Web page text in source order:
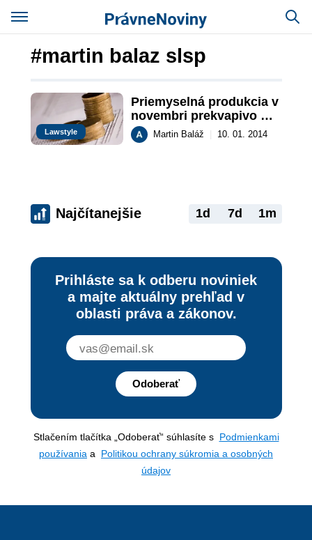
#martin balaz slsp
Lawstyle
Priemyselná produkcia v
novembri prekvapivo
rástla dvojciferným
číslom
Martin Baláž 10. 01. 2014
Najčítanejšie 1d 7d 1m
Prihláste sa k odberu noviniek
a majte aktuálny prehľad v
oblasti práva a zákonov.
Odoberať
Stlačením tlačítka „Odoberať“ súhlasíte s Podmienkami
používania a Politikou ochrany súkromia a osobných
údajov